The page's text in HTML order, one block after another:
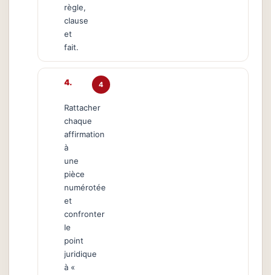
règle,
clause
et
fait.
4
Rattacher
chaque
affirmation
à
une
pièce
numérotée
et
confronter
le
point
juridique
à «